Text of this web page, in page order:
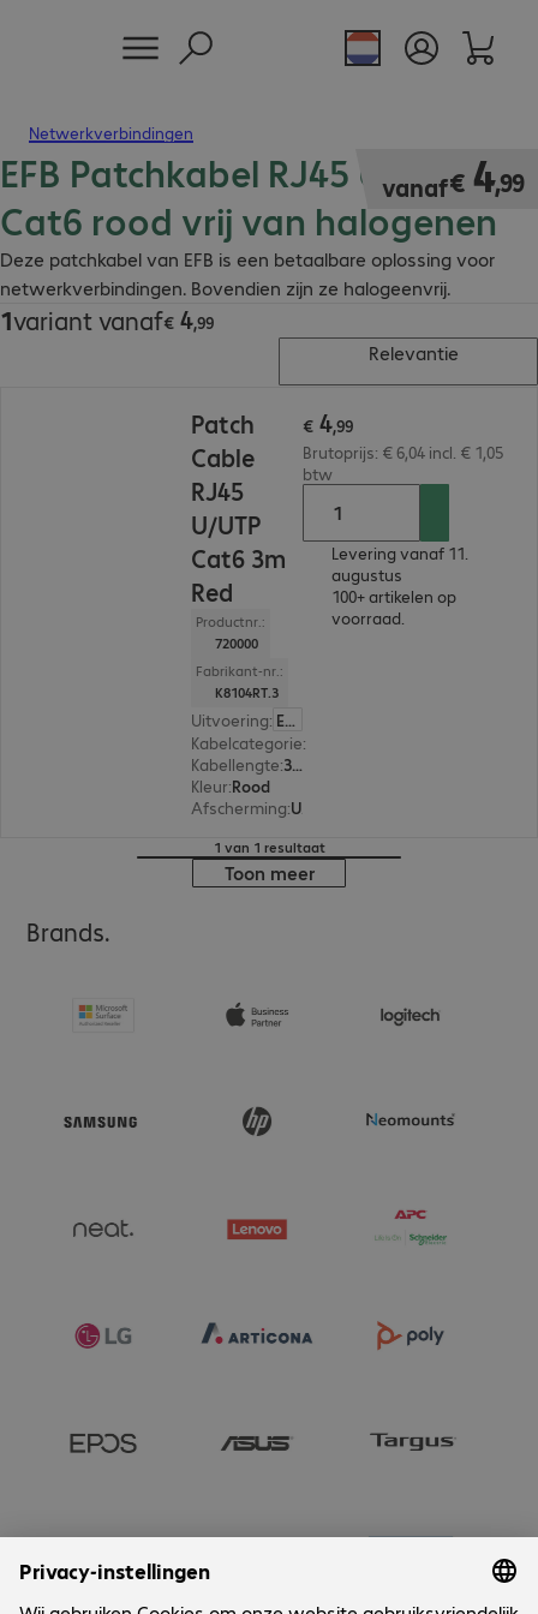
Netwerkverbindingen
EFB Patchkabel RJ45 U/UTP
Cat6 rood vrij van halogenen
Deze patchkabel van EFB is een betaalbare oplossing voor
netwerkverbindingen. Bovendien zijn ze halogeenvrij.
vanaf€ 4,99
€ 4,99
1variant vanaf€ 4,99
€ 4,99
Relevantie
Patch
Cable
RJ45
U/UTP
Cat6 3m
Red
Productnr.:
720000
Fabrikant-nr.:
K8104RT.3
Uitvoering: Europa
Kabelcategorie:
Kabellengte: 3 m
Kleur:Rood
Afscherming: U/UTP
€ 4,99
Brutoprijs: € 6,04 incl. € 1,05
btw
Levering vanaf 11.
augustus
100+ artikelen op
voorraad.
1 van 1 resultaat
Toon meer
Brands.